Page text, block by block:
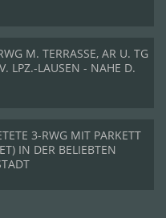
M. TERRASSE, AR U. TG
LPZ.-LAUSEN - NAHE D.
3-RWG MIT PARKETT
IN DER BELIEBTEN